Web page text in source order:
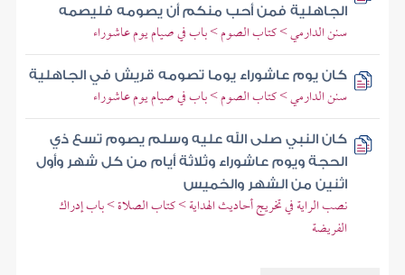
الجاهلية فمن أحب منكم أن يصومه فليصمه
سنن الدارمي > كتاب الصوم > باب في صيام يوم عاشوراء
كان يوم عاشوراء يوما تصومه قريش في الجاهلية
سنن الدارمي > كتاب الصوم > باب في صيام يوم عاشوراء
كان النبي صلى الله عليه وسلم يصوم تسع ذي
الحجة ويوم عاشوراء وثلاثة أيام من كل شهر وأول
اثنين من الشهر والخميس
نصب الراية في تخريج أحاديث الهداية > كتاب الصلاة > باب إدراك
الفريضة